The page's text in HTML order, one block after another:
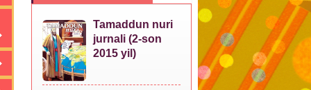
Tamaddun nuri
jurnali (2-son
2015 yil)